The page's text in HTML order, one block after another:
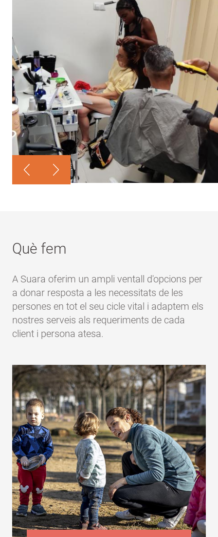
Què fem
A Suara oferim un ampli ventall d'opcions per
a donar resposta a les necessitats de les
persones en tot el seu cicle vital i adaptem els
nostres serveis als requeriments de cada
client i persona atesa.